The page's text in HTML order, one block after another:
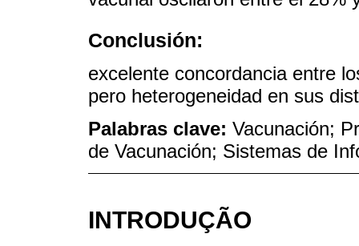
Conclusión:
excelente concordancia entre
pero heterogeneidad en sus
Palabras clave: Vacunación;
de Vacunación; Sistemas de
INTRODUÇÃO